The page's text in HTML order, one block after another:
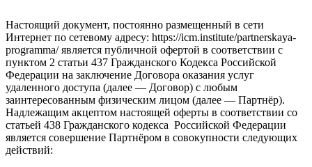
Настоящий документ, постоянно размещенный в сети
Интернет по сетевому адресу: https://icm.institute/partnerskaya-
programma/ является публичной офертой в соответствии с
пунктом 2 статьи 437 Гражданского Кодекса Российской
Федерации на заключение Договора оказания услуг
удаленного доступа (далее — Договор) с любым
заинтересованным физическим лицом (далее — Партнёр).
Надлежащим акцептом настоящей оферты в соответствии со
статьей 438 Гражданского кодекса Российской Федерации
является совершение Партнёром в совокупности следующих
действий: